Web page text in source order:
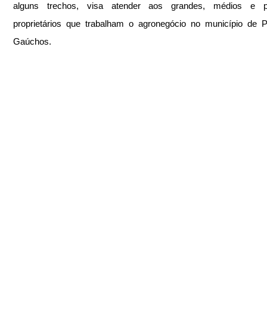
alguns trechos, visa atender aos grandes, médios e
proprietários que trabalham o agronegócio no município de
Gaúchos.